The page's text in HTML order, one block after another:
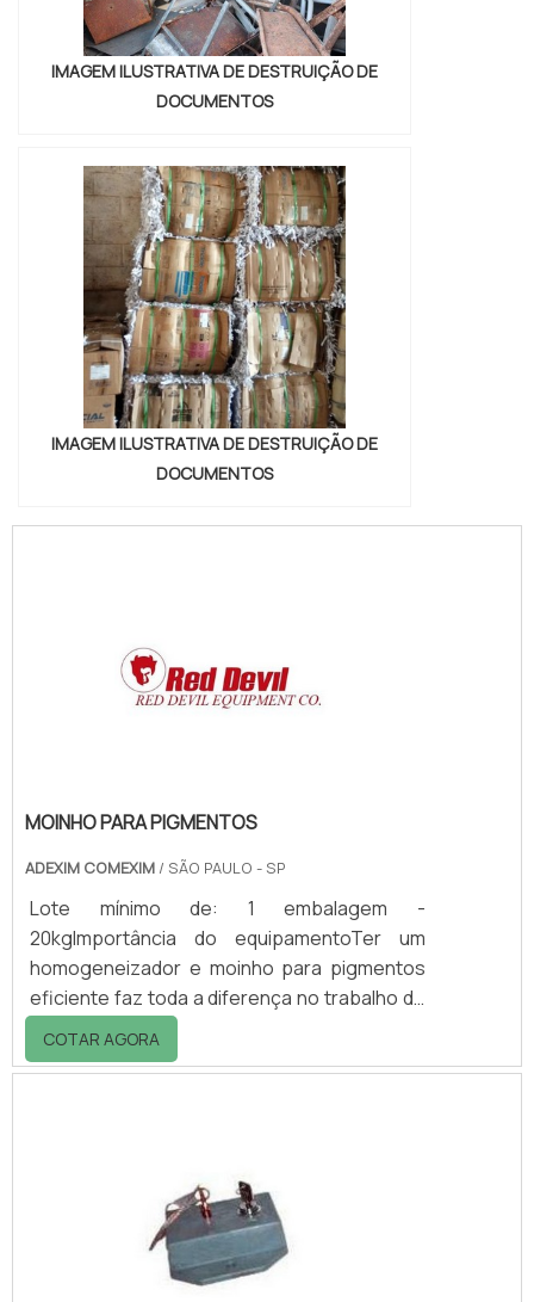
IMAGEM ILUSTRATIVA DE DESTRUIÇÃO DE
DOCUMENTOS
IMAGEM ILUSTRATIVA DE DESTRUIÇÃO DE
DOCUMENTOS
MOINHO PARA PIGMENTOS
ADEXIM COMEXIM / SÃO PAULO - SP
Lote mínimo de: 1 embalagem -
20kgImportância do equipamentoTer um
homogeneizador e moinho para pigmentos
eficiente faz toda a diferença no trabalho de
dispersão. É por isso que a Red Devil produz
equipamentos de qualidade para uma gama
laboratório.O homogeneizador e moinho
para pigmentos tem a função de dissolvedor
de resinas, emulsificador e redispersor de
sistemas com alto peso.
COTAR AGORA